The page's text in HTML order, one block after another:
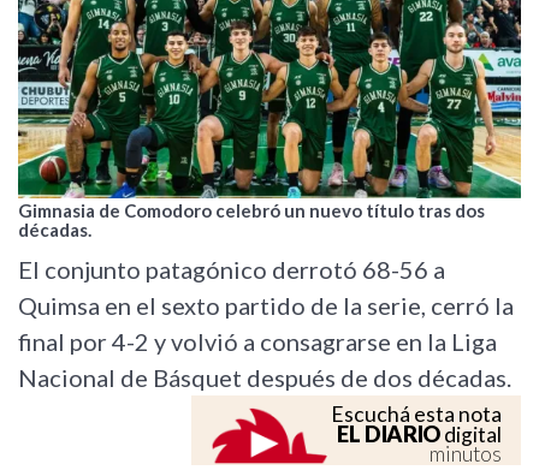
Gimnasia de Comodoro celebró un nuevo título tras dos
décadas.
El conjunto patagónico derrotó 68-56 a
Quimsa en el sexto partido de la serie, cerró la
final por 4-2 y volvió a consagrarse en la Liga
Nacional de Básquet después de dos décadas.
Escuchá esta nota
EL DIARIOdigital
minutos